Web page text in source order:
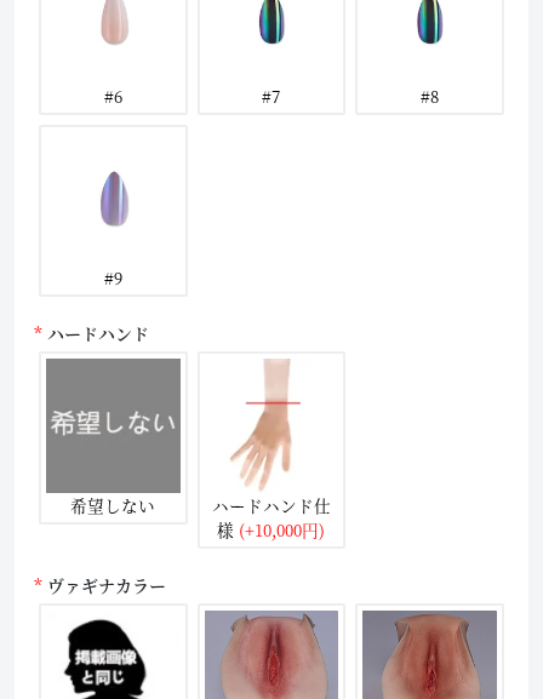
#6 #7 #8
#9
ハードハンド
希望しない
ハードハンド仕
様 (+10,000円)
ヴァギナカラー